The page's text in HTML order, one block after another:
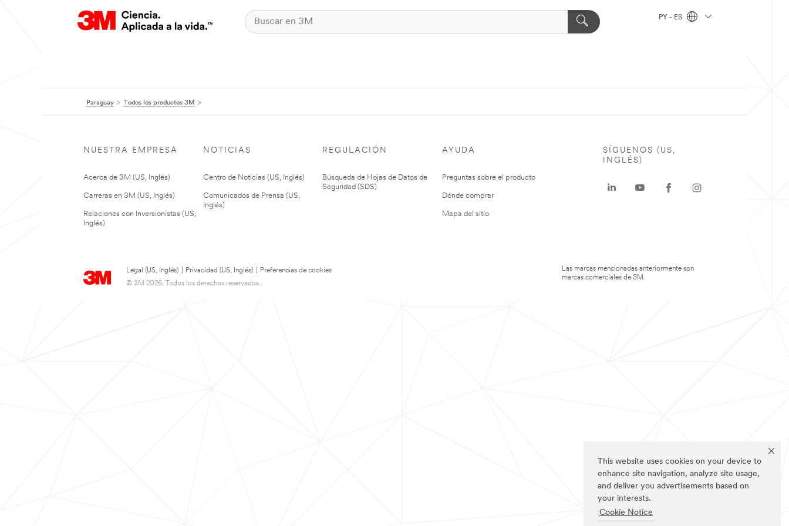
This website uses cookies on your device to
enhance site navigation, analyze site usage,
and deliver you advertisements based on
your interests.
Cookie Notice
PY - ES
Paraguay Todos los productos 3M
NUESTRA EMPRESA
Acerca de 3M (US, Inglés)
Carreras en 3M (US, Inglés)
Relaciones con Inversionistas (US,
Inglés)
NOTICIAS
Centro de Noticias (US, Inglés)
Comunicados de Prensa (US,
Inglés)
REGULACIÓN
Búsqueda de Hojas de Datos de
Seguridad (SDS)
AYUDA
Preguntas sobre el producto
Dónde comprar
Mapa del sitio
Legal (US, Inglés) Privacidad (US, Inglés)
Preferencias de cookies
© 3M 2026. Todos los derechos reservados..
SÍGUENOS (US,
INGLÉS)
Las marcas mencionadas anteriormente son
marcas comerciales de 3M.